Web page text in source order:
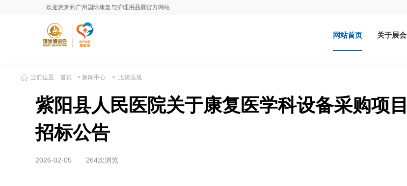
欢迎您来到广州国际康复与护理用品展官方网站
网站首页 关于展会
当前位置 首页 > 新闻中心 > 政策法规
紫阳县人民医院关于康复医学科设备采购项目
招标公告
2026-02-05 264次浏览